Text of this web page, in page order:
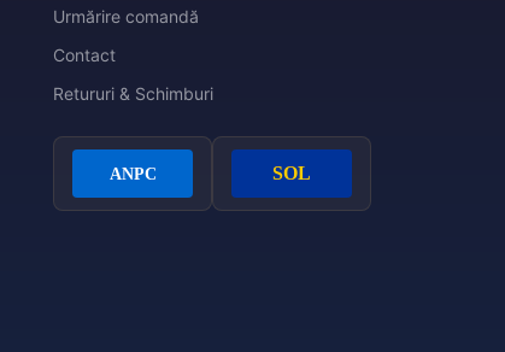
Urmărire comandă
Contact
Retururi & Schimburi